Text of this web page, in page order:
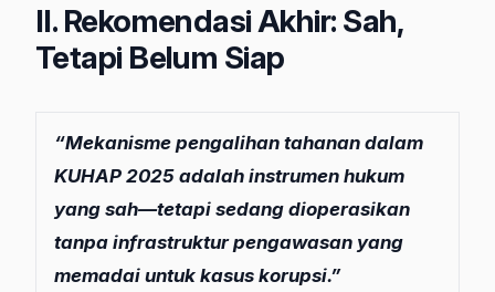
II. Rekomendasi Akhir: Sah,
Tetapi Belum Siap
“Mekanisme pengalihan tahanan dalam
KUHAP 2025 adalah instrumen hukum
yang sah—tetapi sedang dioperasikan
tanpa infrastruktur pengawasan yang
memadai untuk kasus korupsi.”